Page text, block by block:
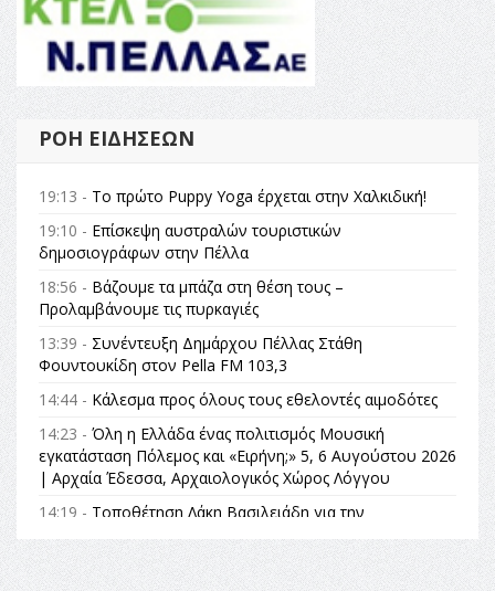
ΡΟΉ ΕΙΔΉΣΕΩΝ
19:13 - Το πρώτο Puppy Yoga έρχεται στην Χαλκιδική!
19:10 - Επίσκεψη αυστραλών τουριστικών
δημοσιογράφων στην Πέλλα
18:56 - Βάζουμε τα μπάζα στη θέση τους –
Προλαμβάνουμε τις πυρκαγιές
13:39 - Συνέντευξη Δημάρχου Πέλλας Στάθη
Φουντουκίδη στον Pella FM 103,3
14:44 - Κάλεσμα προς όλους τους εθελοντές αιμοδότες
14:23 - Όλη η Ελλάδα ένας πολιτισμός Μουσική
εγκατάσταση Πόλεμος και «Ειρήνη;» 5, 6 Αυγούστου 2026
| Αρχαία Έδεσσα, Αρχαιολογικός Χώρος Λόγγου
14:19 - Τοποθέτηση Λάκη Βασιλειάδη για την
Αναθεώρηση του Συντάγματος: «Σε τέτοιες κορυφαίες
θεσμικές διαδικασίες υπάρχει μόνο η ευθύνη απέναντι
στις επόμενες γενιές»